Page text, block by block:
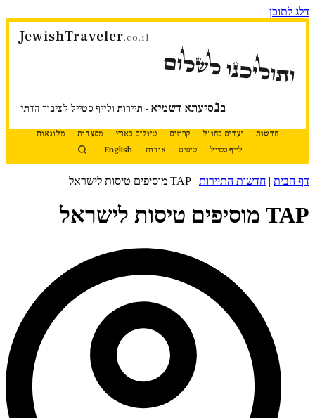
דלג לתוכן
JewishTraveler.co.il
ותוליכנו לשלום
בנסיעתא דשמיא - תיירות ולייף סטייל לציבור הדתי
חדשות יעדים בחו"ל קרוזים טיולים בארץ מסעדות
מלונאות
לייף סטייל
טיפים אודות English
דף הבית | חדשות התיירות | TAP מוסיפים טיסות לישראל
TAP מוסיפים טיסות לישראל